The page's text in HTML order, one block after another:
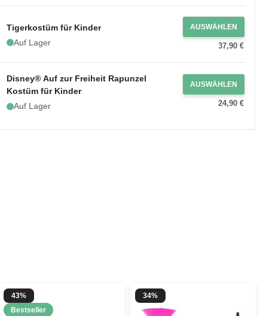
Tigerkostüm für Kinder
Auf Lager
AUSWÄHLEN
37,90 €
Disney® Auf zur Freiheit Rapunzel
Kostüm für Kinder
Auf Lager
AUSWÄHLEN
24,90 €
43%
Bestseller
34%